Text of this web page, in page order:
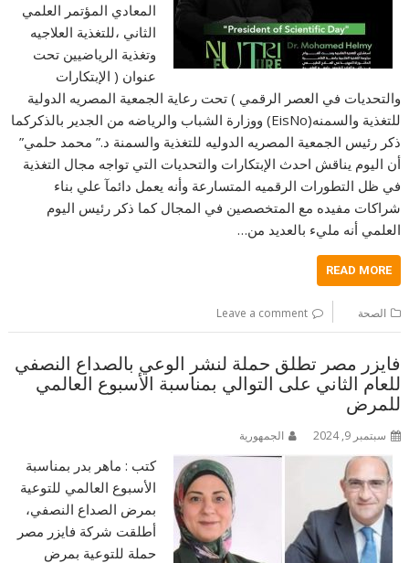
المعادي المؤتمر العلمي
الثاني ،للتغذية العلاجيه
وتغذية الرياضيين تحت
عنوان ( الإبتكارات
والتحديات في العصر الرقمي ) تحت رعاية الجمعية المصريه الدولية
للتغذية والسمنه(EisNo) ووزارة الشباب والرياضه من الجدير بالذكركما
ذكر رئيس الجمعية المصريه الدوليه للتغذية والسمنة د.” محمد حلمي”
أن اليوم يناقش احدث الإبتكارات والتحديات التي تواجه مجال التغذية
في ظل التطورات الرقميه المتسارعة وأنه يعمل دائمآ علي بناء
شراكات مفيده مع المتخصصين في المجال كما ذكر رئيس اليوم
العلمي أنه مليء بالعديد من…
READ MORE
الصحة Leave a comment
فايزر مصر تطلق حملة لنشر الوعي بالصداع النصفي
للعام الثاني على التوالي بمناسبة الأسبوع العالمي
للمرض
سبتمبر 9, 2024 الجمهورية
كتب : ماهر بدر بمناسبة
الأسبوع العالمي للتوعية
بمرض الصداع النصفي،
أطلقت شركة فايزر مصر
حملة للتوعية بمرض